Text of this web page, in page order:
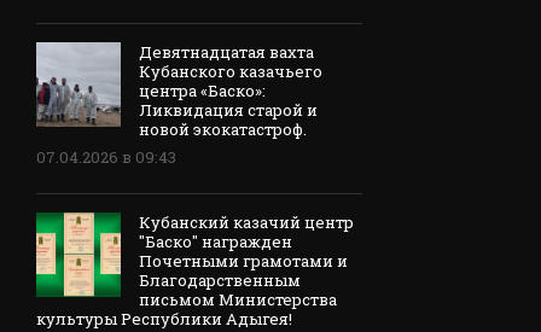
Девятнадцатая вахта
Кубанского казачьего
центра «Баско»:
Ликвидация старой и
новой экокатастроф.
07.04.2026 в 09:43
Кубанский казачий центр
"Баско" награжден
Почетными грамотами и
Благодарственным
письмом Министерства
культуры Республики Адыгея!